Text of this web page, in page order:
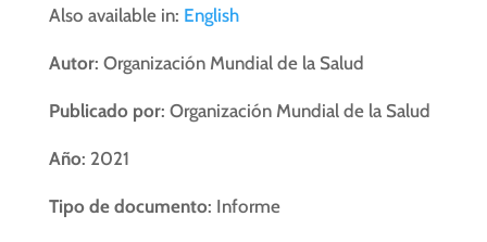
Also available in: English
Autor: Organización Mundial de la Salud
Publicado por: Organización Mundial de la Salud
Año: 2021
Tipo de documento: Informe